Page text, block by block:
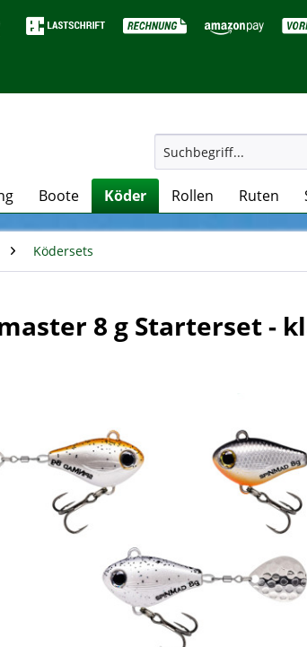
Boote Köder Rollen Ruten
Ködersets
8 g Starterset -